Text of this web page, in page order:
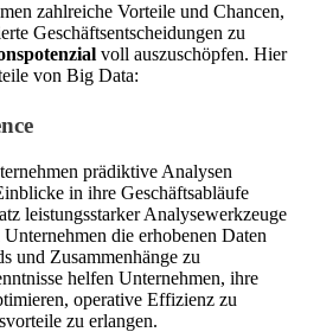
zahlreiche Vorteile und Chancen,
Geschäftsentscheidungen zu
voll auszuschöpfen. Hier
von Big Data:
prädiktive Analysen
in ihre Geschäftsabläufe
leistungsstarker Analysewerkzeuge
die erhobenen Daten
und Zusammenhänge zu
helfen Unternehmen, ihre
operative Effizienz zu
zu erlangen.